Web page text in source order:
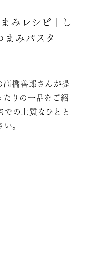
みレシピ｜し
まみパスタ
高橋善郎さんが提
たりの一品をご紹
の上質なひとと
。